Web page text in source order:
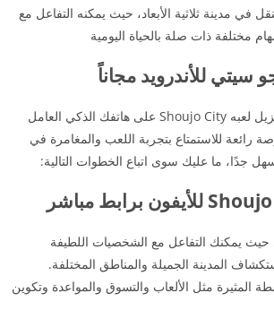
في مدينة ثلاثية الأبعاد، حيث يمكنه التفاعل مع
مختلفة ذات صلة بالحياة اليومية
سيتي للأندرويد مجاناً
مرحبًا! هل ترغب في تنزيل لعبه Shoujo City على هاتفك الذكي العامل
رائعة للاستمتاع بتجربة اللعب والمغامرة في
جدًا، ما عليك سوى اتباع الخطوات التالية:
حيث يمكنك التفاعل مع الشخصيات اللطيفة
المدينة الجميلة والمناطق المختلفة.
المثيرة مثل الألعاب والتسوق والمواعدة وتكوين